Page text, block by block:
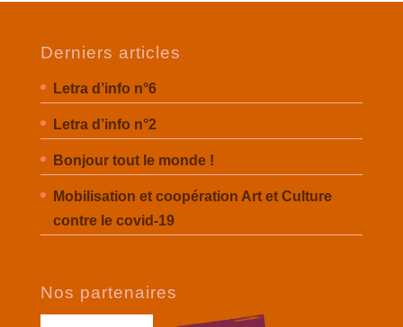
Derniers articles
Letra d’info n°6
Letra d’info n°2
Bonjour tout le monde !
Mobilisation et coopération Art et Culture
contre le covid-19
Nos partenaires